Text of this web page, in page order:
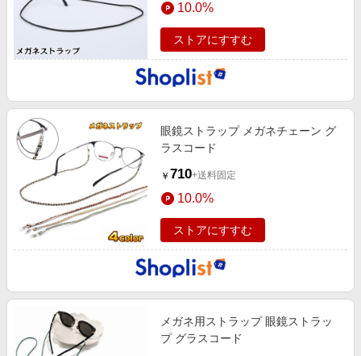
10.0%
ストアにすすむ
眼鏡ストラップ メガネチェーン グ
ラスコード
￥ 710+送料固定
10.0%
ストアにすすむ
メガネ用ストラップ 眼鏡ストラッ
プ グラスコード